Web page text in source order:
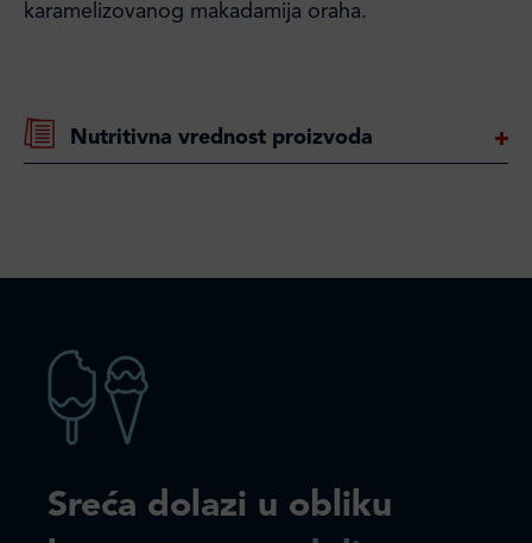
karamelizovanog makadamija oraha.
Nutritivna vrednost proizvoda
Sreća dolazi u obliku